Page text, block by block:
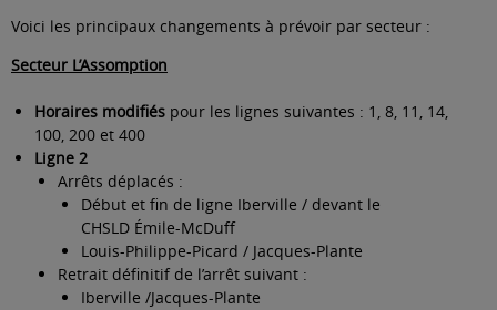
Voici les principaux changements à prévoir par secteur :
Secteur L’Assomption
Horaires modifiés pour les lignes suivantes : 1, 8, 11, 14,
100, 200 et 400
Ligne 2
Arrêts déplacés :
Début et fin de ligne Iberville / devant le
CHSLD Émile-McDuff
Louis-Philippe-Picard / Jacques-Plante
Retrait définitif de l’arrêt suivant :
Iberville /Jacques-Plante